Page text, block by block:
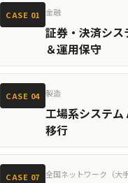
CASE 01 金融
証券・決済シ
＆運用保守
CASE 04 製造
工場系システム
移行
CASE 07 全国ネットワーク（大手